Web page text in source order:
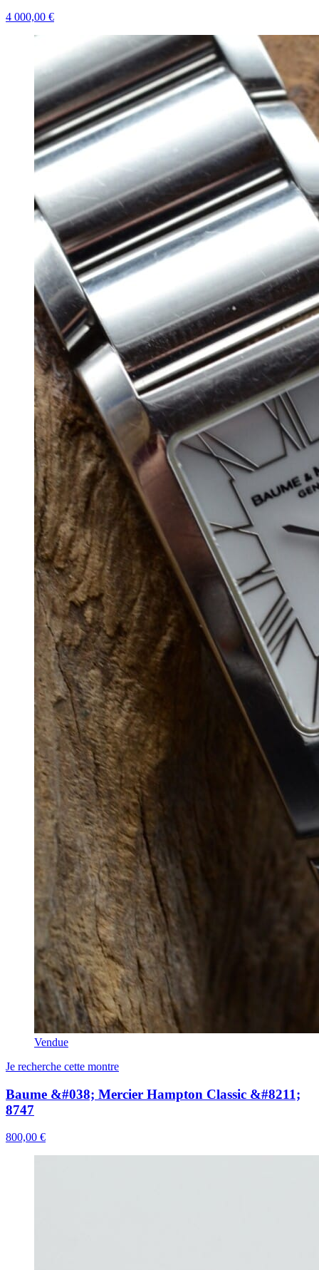
4 000,00 €
Vendue
Je recherche cette montre
Baume &#038; Mercier Hampton Classic &#8211;
8747
800,00 €